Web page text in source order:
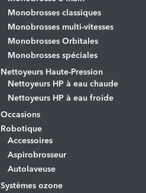
Monobrosses classiques
Monobrosses multi-vitesses
Monobrosses Orbitales
Monobrosses spéciales
Nettoyeurs Haute-Pression
Nettoyeurs HP à eau chaude
Nettoyeurs HP à eau froide
Occasions
Robotique
Accessoires
Aspirobrosseur
Autolaveuse
Systèmes ozone